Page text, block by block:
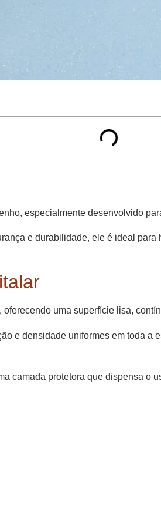
especialmente desenvolvido
e durabilidade, ele é ideal
uma superfície lisa,
e densidade uniformes em toda
camada protetora que dispensa o